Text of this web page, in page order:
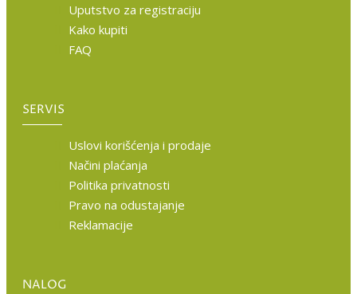
Uputstvo za registraciju
Kako kupiti
FAQ
SERVIS
Uslovi korišćenja i prodaje
Načini plaćanja
Politika privatnosti
Pravo na odustajanje
Reklamacije
NALOG